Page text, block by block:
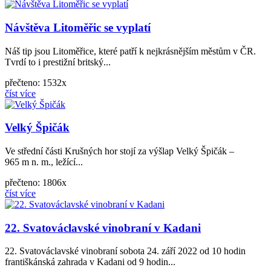
Návštěva Litoměřic se vyplatí
Náš tip jsou Litoměřice, které patří k nejkrásnějším městům v ČR.
Tvrdí to i prestižní britský...
přečteno: 1532x
číst více
Velký Špičák
Ve střední části Krušných hor stojí za výšlap Velký Špičák –
965 m n. m., ležící...
přečteno: 1806x
číst více
22. Svatováclavské vinobraní v Kadani
22. Svatováclavské vinobraní sobota 24. září 2022 od 10 hodin
františkánská zahrada v Kadani od 9 hodin...